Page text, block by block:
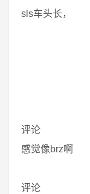
sls车头长，
评论
感觉像brz啊
评论